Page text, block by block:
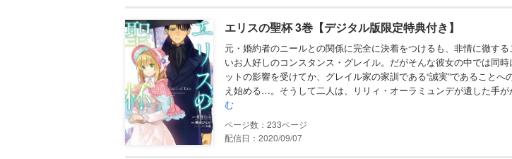
エリスの聖杯 3巻【デジタル版限定特典付き】
元・婚約者のニールとの関係に完全に決着をつけるも、非情に徹す
いお人好しのコンスタンス・グレイル。だがそんな彼女の中では同
ットの影響を受けてか、グレイル家の家訓である“誠実”であることへ
え始める…。そうして二人は、リリィ・オーラミュンデが遺した手が
む
233
配信日：2020/09/07